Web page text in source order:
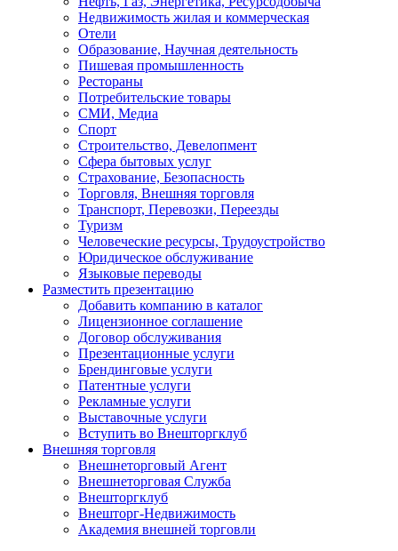
Недвижимость жилая и коммерческая
Отели
Образование, Научная деятельность
Пишевая промышленность
Рестораны
Потребительские товары
СМИ, Медиа
Спорт
Строительство, Девелопмент
Сфера бытовых услуг
Страхование, Безопасность
Торговля, Внешняя торговля
Транспорт, Перевозки, Переезды
Туризм
Человеческие ресурсы, Трудоустройство
Юридическое обслуживание
Языковые переводы
Разместить презентацию
Добавить компанию в каталог
Лицензионное соглашение
Договор обслуживания
Презентационные услуги
Брендинговые услуги
Патентные услуги
Рекламные услуги
Выставочные услуги
Вступить во Внешторгклуб
Внешняя торговля
Внешнеторговый Агент
Внешнеторговая Служба
Внешторгклуб
Внешторг-Недвижимость
Академия внешней торговли